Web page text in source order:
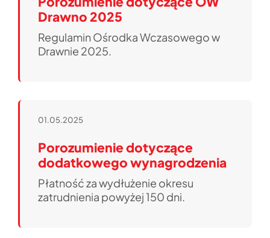
Drawno 2025
Regulamin Ośrodka Wczasowego w
Drawnie 2025.
01.05.2025
Porozumienie dotyczące
dodatkowego wynagrodzenia
Płatność za wydłużenie okresu
zatrudnienia powyżej 150 dni.